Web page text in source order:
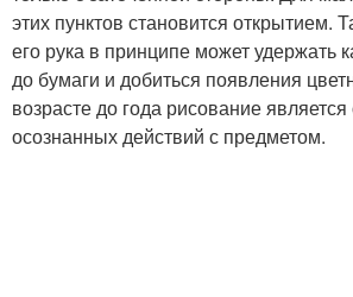
этих пунктов становится открытием.
его рука в принципе может удержать
до бумаги и добиться появления
возрасте до года рисование
осознанных действий с предметом.